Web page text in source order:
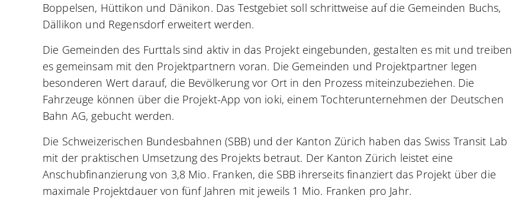
Boppelsen, Hüttikon und Dänikon. Das Testgebiet soll schrittweise auf die Gemeinden Buchs,
Dällikon und Regensdorf erweitert werden.
Die Gemeinden des Furttals sind aktiv in das Projekt eingebunden, gestalten es mit und treiben
es gemeinsam mit den Projektpartnern voran. Die Gemeinden und Projektpartner legen
besonderen Wert darauf, die Bevölkerung vor Ort in den Prozess miteinzubeziehen. Die
Fahrzeuge können über die Projekt-App von ioki, einem Tochterunternehmen der Deutschen
Bahn AG, gebucht werden.
Die Schweizerischen Bundesbahnen (SBB) und der Kanton Zürich haben das Swiss Transit Lab
mit der praktischen Umsetzung des Projekts betraut. Der Kanton Zürich leistet eine
Anschubfinanzierung von 3,8 Mio. Franken, die SBB ihrerseits finanziert das Projekt über die
maximale Projektdauer von fünf Jahren mit jeweils 1 Mio. Franken pro Jahr.